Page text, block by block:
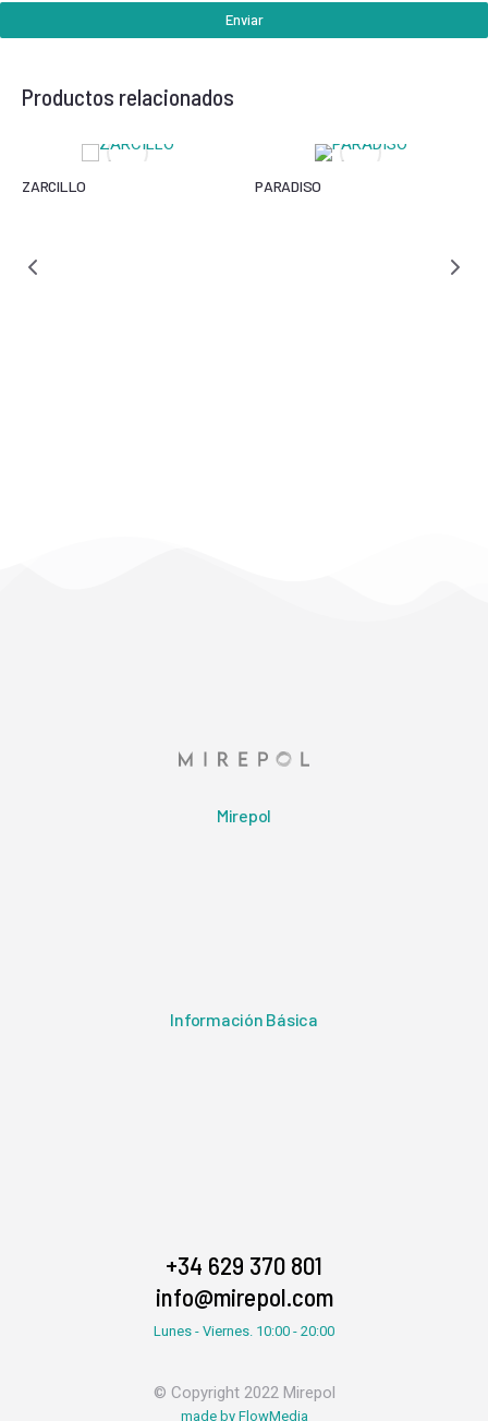
Enviar
Productos relacionados
ZARCILLO PARADISO
Mirepol
Información Básica
+34 629 370 801
info@mirepol.com
Lunes - Viernes. 10:00 - 20:00
© Copyright 2022 Mirepol
made by FlowMedia